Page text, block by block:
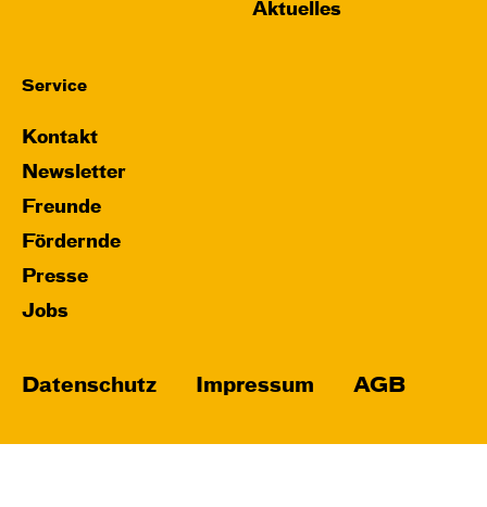
Aktuelles
Service
Kontakt
Newsletter
Freunde
Fördernde
Presse
Jobs
Datenschutz Impressum AGB